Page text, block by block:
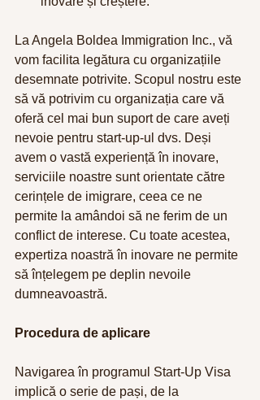
La Angela Boldea Immigration Inc., vă
vom facilita legătura cu organizațiile
desemnate potrivite. Scopul nostru este
să vă potrivim cu organizația care vă
oferă cel mai bun suport de care aveți
nevoie pentru start-up-ul dvs. Deși
avem o vastă experiență în inovare,
serviciile noastre sunt orientate către
cerințele de imigrare, ceea ce ne
permite la amândoi să ne ferim de un
conflict de interese. Cu toate acestea,
expertiza noastră în inovare ne permite
să înțelegem pe deplin nevoile
dumneavoastră.
Procedura de aplicare
Navigarea în programul Start-Up Visa
implică o serie de pași, de la